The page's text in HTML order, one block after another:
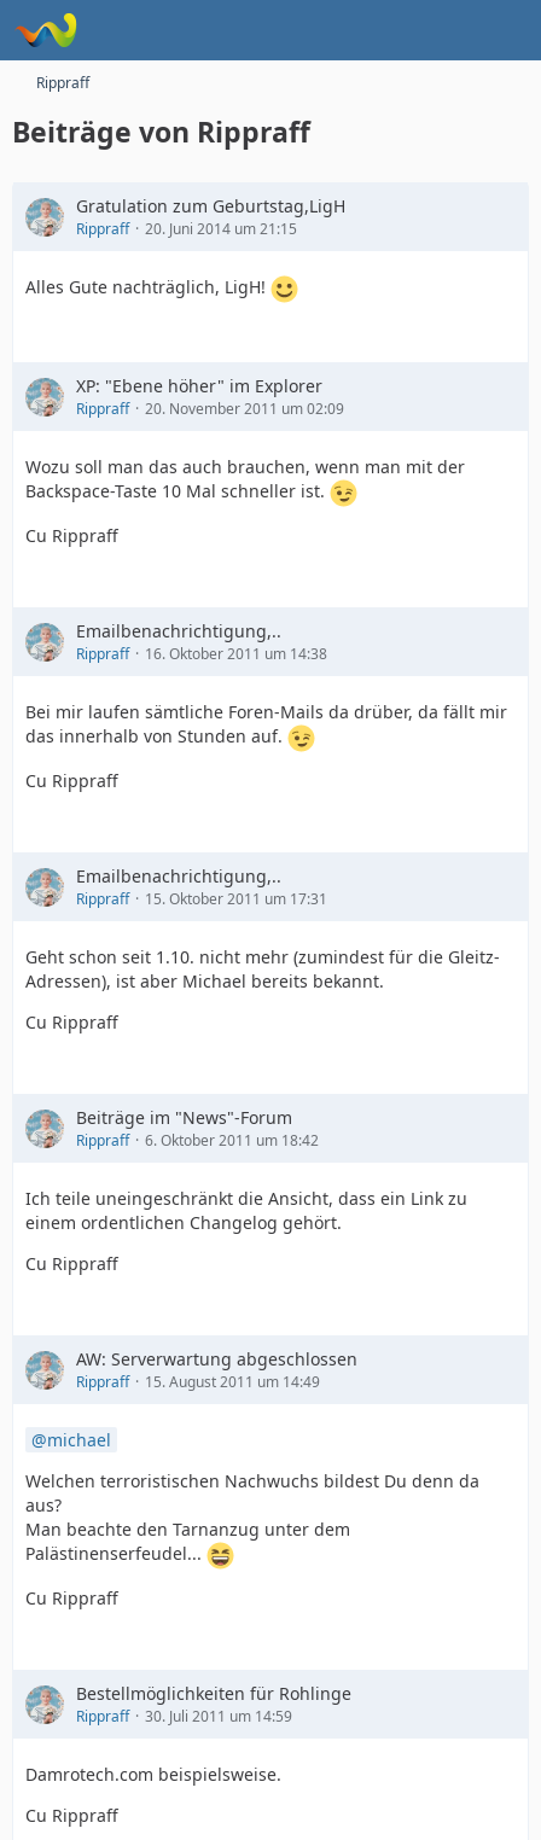
Rippraff
Beiträge von Rippraff
Gratulation zum Geburtstag,LigH
Rippraff 20. Juni 2014 um 21:15
Alles Gute nachträglich, LigH!
XP: "Ebene höher" im Explorer
Rippraff 20. November 2011 um 02:09
Wozu soll man das auch brauchen, wenn man mit der
Backspace-Taste 10 Mal schneller ist.
Cu Rippraff
Emailbenachrichtigung,..
Rippraff 16. Oktober 2011 um 14:38
Bei mir laufen sämtliche Foren-Mails da drüber, da fällt mir
das innerhalb von Stunden auf.
Cu Rippraff
Emailbenachrichtigung,..
Rippraff 15. Oktober 2011 um 17:31
Geht schon seit 1.10. nicht mehr (zumindest für die Gleitz-
Adressen), ist aber Michael bereits bekannt.
Cu Rippraff
Beiträge im "News"-Forum
Rippraff 6. Oktober 2011 um 18:42
Ich teile uneingeschränkt die Ansicht, dass ein Link zu
einem ordentlichen Changelog gehört.
Cu Rippraff
AW: Serverwartung abgeschlossen
Rippraff 15. August 2011 um 14:49
michael
Welchen terroristischen Nachwuchs bildest Du denn da
aus?
Man beachte den Tarnanzug unter dem
Palästinenserfeudel...
Cu Rippraff
Bestellmöglichkeiten für Rohlinge
Rippraff 30. Juli 2011 um 14:59
Damrotech.com beispielsweise.
Cu Rippraff